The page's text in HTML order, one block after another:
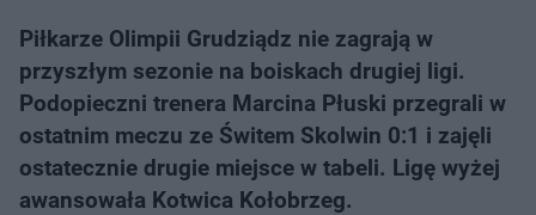
Piłkarze Olimpii Grudziądz nie zagrają w
przyszłym sezonie na boiskach drugiej ligi.
Podopieczni trenera Marcina Płuski przegrali w
ostatnim meczu ze Świtem Skolwin 0:1 i zajęli
ostatecznie drugie miejsce w tabeli. Ligę wyżej
awansowała Kotwica Kołobrzeg.